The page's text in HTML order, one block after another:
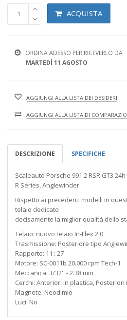
ACQUISTA
ORDINA ADESSO PER RICEVERLO DA
MARTEDÌ 11 AGOSTO
AGGIUNGI ALLA LISTA DEI DESIDERI
AGGIUNGI ALLA LISTA DI
DESCRIZIONE SPECIFICHE
Scaleauto Porsche 991.2 RSR GT3
R Series, Anglewinder.
Rispetto ai precedenti modelli in
telaio dedicato
decisamente la miglior qualità dello
Telaio: nuovo telaio In-Flex 2.0
Trasmissione: Posteriore tipo
Rapporto: 11 : 27
Motore: SC-0011b 20.000 rpm Tech-1
Meccanica: 3/32'' - 2.38 mm
Cerchi: Anteriori in plastica, Posteriori
Magnete: Neodimio
Luci: No